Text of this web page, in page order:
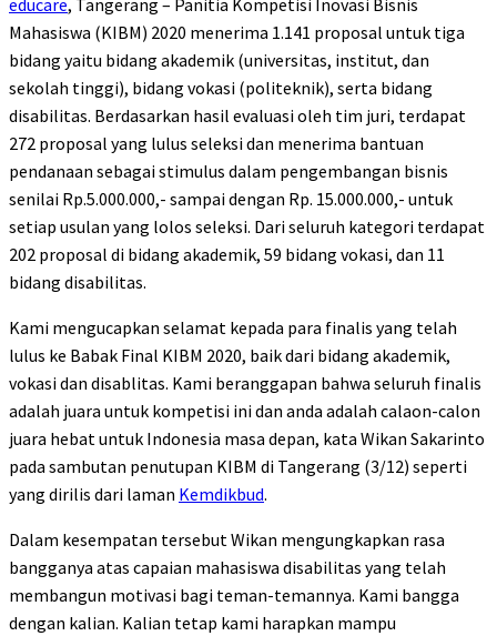
educare, Tangerang – Panitia Kompetisi Inovasi Bisnis
Mahasiswa (KIBM) 2020 menerima 1.141 proposal untuk tiga
bidang yaitu bidang akademik (universitas, institut, dan
sekolah tinggi), bidang vokasi (politeknik), serta bidang
disabilitas. Berdasarkan hasil evaluasi oleh tim juri, terdapat
272 proposal yang lulus seleksi dan menerima bantuan
pendanaan sebagai stimulus dalam pengembangan bisnis
senilai Rp.5.000.000,- sampai dengan Rp. 15.000.000,- untuk
setiap usulan yang lolos seleksi. Dari seluruh kategori terdapat
202 proposal di bidang akademik, 59 bidang vokasi, dan 11
bidang disabilitas.
Kami mengucapkan selamat kepada para finalis yang telah
lulus ke Babak Final KIBM 2020, baik dari bidang akademik,
vokasi dan disablitas. Kami beranggapan bahwa seluruh finalis
adalah juara untuk kompetisi ini dan anda adalah calaon-calon
juara hebat untuk Indonesia masa depan, kata Wikan Sakarinto
pada sambutan penutupan KIBM di Tangerang (3/12) seperti
yang dirilis dari laman Kemdikbud.
Dalam kesempatan tersebut Wikan mengungkapkan rasa
bangganya atas capaian mahasiswa disabilitas yang telah
membangun motivasi bagi teman-temannya. Kami bangga
dengan kalian. Kalian tetap kami harapkan mampu